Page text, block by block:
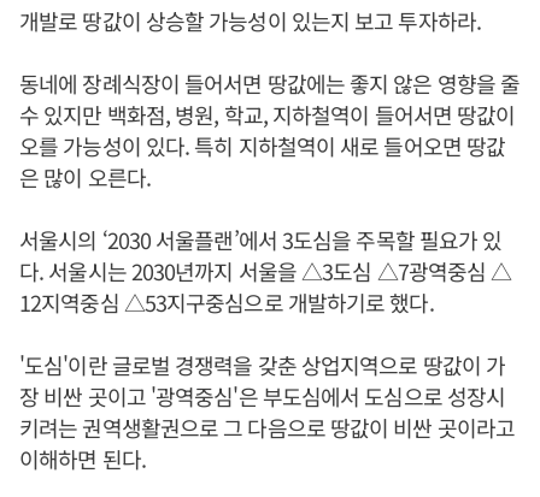
개발로 땅값이 상승할 가능성이 있는지 보고 투자하라.
동네에 장례식장이 들어서면 땅값에는 좋지 않은 영향을 줄
수 있지만 백화점, 병원, 학교, 지하철역이 들어서면 땅값이
오를 가능성이 있다. 특히 지하철역이 새로 들어오면 땅값
은 많이 오른다.
서울시의 ‘2030 서울플랜’에서 3도심을 주목할 필요가 있
다. 서울시는 2030년까지 서울을 △3도심 △7광역중심 △
12지역중심 △53지구중심으로 개발하기로 했다.
'도심'이란 글로벌 경쟁력을 갖춘 상업지역으로 땅값이 가
장 비싼 곳이고 '광역중심'은 부도심에서 도심으로 성장시
키려는 권역생활권으로 그 다음으로 땅값이 비싼 곳이라고
이해하면 된다.